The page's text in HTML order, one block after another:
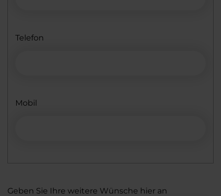
Telefon
Mobil
Geben Sie Ihre weitere Wünsche hier an